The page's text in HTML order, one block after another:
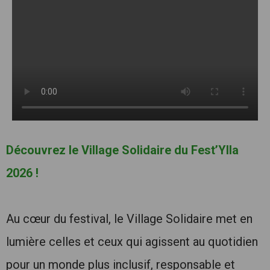
Découvrez le Village Solidaire du Fest’Ylla
2026 !
Au cœur du festival, le Village Solidaire met en
lumière celles et ceux qui agissent au quotidien
pour un monde plus inclusif, responsable et